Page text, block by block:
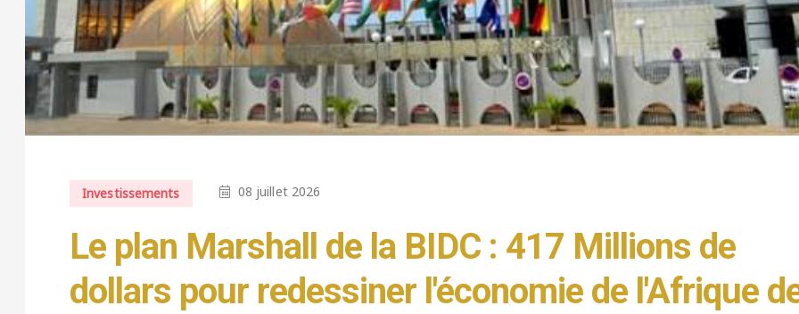
Investissements 08 juillet 2026
Le plan Marshall de la BIDC : 417 Millions de
dollars pour redessiner l'économie de l'Afrique